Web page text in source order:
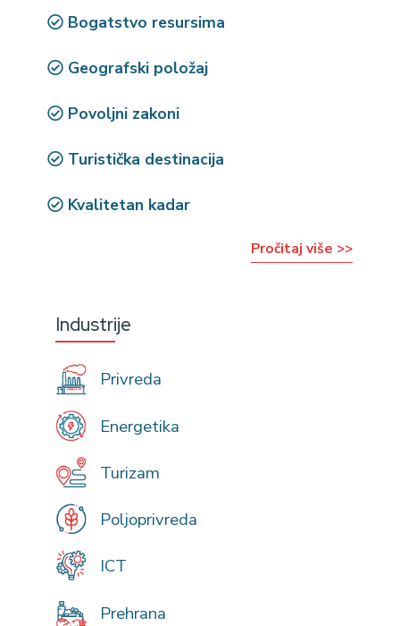
Bogatstvo resursima
Geografski položaj
Povoljni zakoni
Turistička destinacija
Kvalitetan kadar
Pročitaj više >>
Industrije
Privreda
Energetika
Turizam
Poljoprivreda
ICT
Prehrana